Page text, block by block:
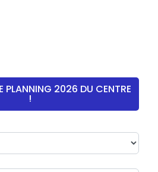
PLANNING 2026 DU CENTRE
!